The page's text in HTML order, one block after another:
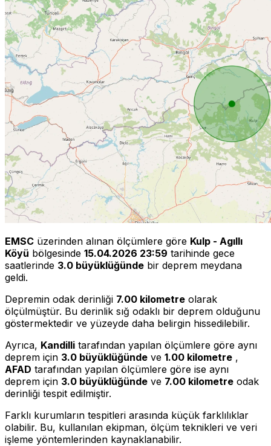
EMSC üzerinden alınan ölçümlere göre Kulp - Agıllı
Köyü bölgesinde 15.04.2026 23:59 tarihinde gece
saatlerinde 3.0 büyüklüğünde bir deprem meydana
geldi.
Depremin odak derinliği 7.00 kilometre olarak
ölçülmüştür. Bu derinlik sığ odaklı bir deprem olduğunu
göstermektedir ve yüzeyde daha belirgin hissedilebilir.
Ayrıca, Kandilli tarafından yapılan ölçümlere göre aynı
deprem için 3.0 büyüklüğünde ve 1.00 kilometre ,
AFAD tarafından yapılan ölçümlere göre ise aynı
deprem için 3.0 büyüklüğünde ve 7.00 kilometre odak
derinliği tespit edilmiştir.
Farklı kurumların tespitleri arasında küçük farklılıklar
olabilir. Bu, kullanılan ekipman, ölçüm teknikleri ve veri
işleme yöntemlerinden kaynaklanabilir.